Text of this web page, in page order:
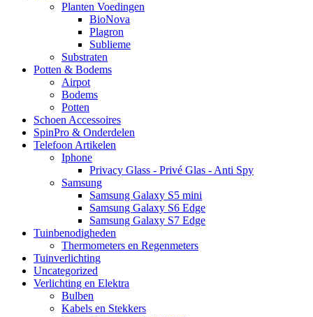
Planten Voedingen
BioNova
Plagron
Sublieme
Substraten
Potten & Bodems
Airpot
Bodems
Potten
Schoen Accessoires
SpinPro & Onderdelen
Telefoon Artikelen
Iphone
Privacy Glass - Privé Glas - Anti Spy
Samsung
Samsung Galaxy S5 mini
Samsung Galaxy S6 Edge
Samsung Galaxy S7 Edge
Tuinbenodigheden
Thermometers en Regenmeters
Tuinverlichting
Uncategorized
Verlichting en Elektra
Bulben
Kabels en Stekkers